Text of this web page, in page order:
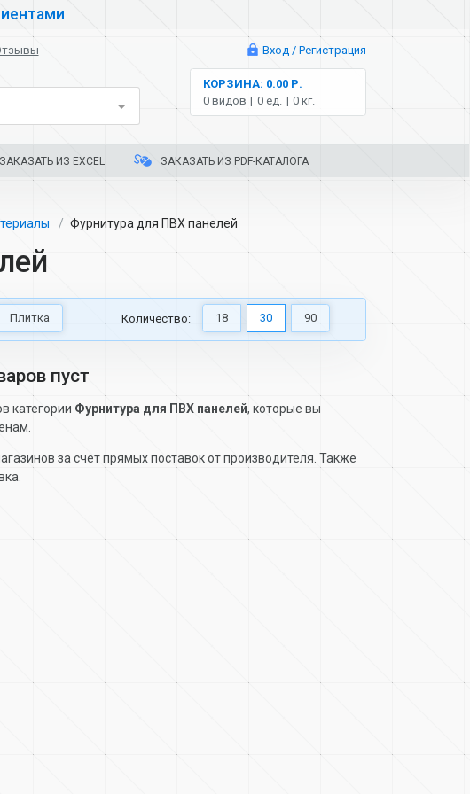
Вход / Регистрация
КОРЗИНА: 0.00 Р.
0 видов
0 ед. 0 кг.
ЗАКАЗАТЬ ИЗ EXCEL ЗАКАЗАТЬ ИЗ PDF-КАТАЛОГА
Фурнитура для ПВХ панелей
Плитка Количество: 18 30 90
пуст
категории Фурнитура для ПВХ панелей, которые вы
за счет прямых поставок от производителя. Также